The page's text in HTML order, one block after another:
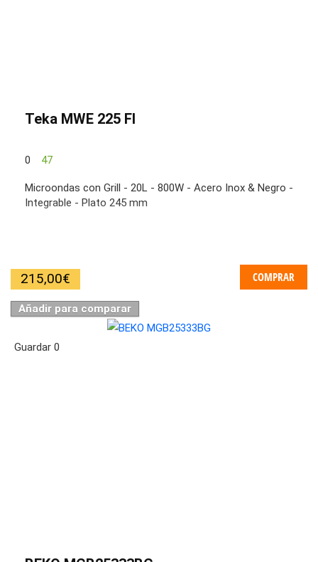
Teka MWE 225 FI
0 47
Microondas con Grill - 20L - 800W - Acero Inox & Negro -
Integrable - Plato 245 mm
215,00€ COMPRAR
Añadir para comparar
Guardar 0